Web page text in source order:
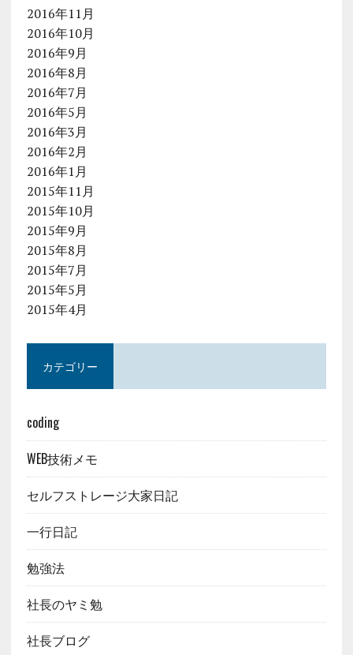
2016年11月
2016年10月
2016年9月
2016年8月
2016年7月
2016年5月
2016年3月
2016年2月
2016年1月
2015年11月
2015年10月
2015年9月
2015年8月
2015年7月
2015年5月
2015年4月
カテゴリー
coding
WEB技術メモ
セルフストレージ大家日記
一行日記
勉強法
社長のヤミ勉
社長ブログ